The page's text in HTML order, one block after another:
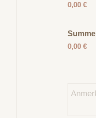
0,00 €
Summe
0,00 €